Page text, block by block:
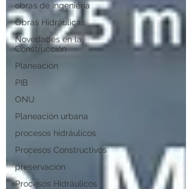
obras de ingeniería
Obras Hidráulicas
Novedades en la
Construcción
Planeación
PIB
ONU
Planeación urbana
procesos hidráulicos
Procesos Constructivos
preservación
Procesos Hidráulicos